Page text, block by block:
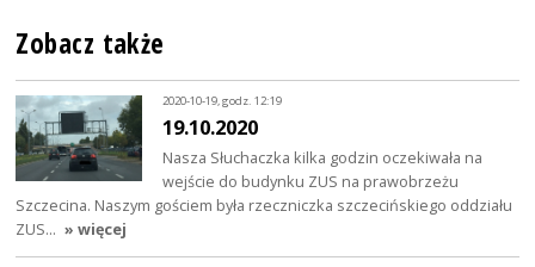
Zobacz także
2020-10-19, godz. 12:19
19.10.2020
Nasza Słuchaczka kilka godzin oczekiwała na
wejście do budynku ZUS na prawobrzeżu
Szczecina. Naszym gościem była rzeczniczka szczecińskiego oddziału
ZUS… » więcej